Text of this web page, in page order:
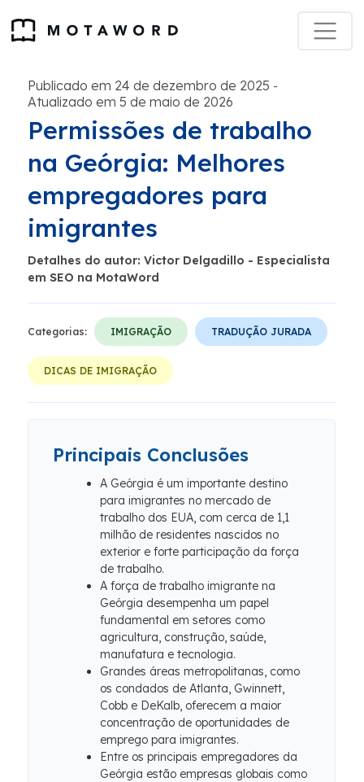
Publicado em 24 de dezembro de 2025 -
Atualizado em 5 de maio de 2026
Permissões de trabalho
na Geórgia: Melhores
empregadores para
imigrantes
Detalhes do autor: Victor Delgadillo - Especialista
em SEO na MotaWord
Categorias: IMIGRAÇÃO TRADUÇÃO JURADA
DICAS DE IMIGRAÇÃO
Principais Conclusões
A Geórgia é um importante destino
para imigrantes no mercado de
trabalho dos EUA, com cerca de 1,1
milhão de residentes nascidos no
exterior e forte participação da força
de trabalho.
A força de trabalho imigrante na
Geórgia desempenha um papel
fundamental em setores como
agricultura, construção, saúde,
manufatura e tecnologia.
Grandes áreas metropolitanas, como
os condados de Atlanta, Gwinnett,
Cobb e DeKalb, oferecem a maior
concentração de oportunidades de
emprego para imigrantes.
Entre os principais empregadores da
Geórgia estão empresas globais como